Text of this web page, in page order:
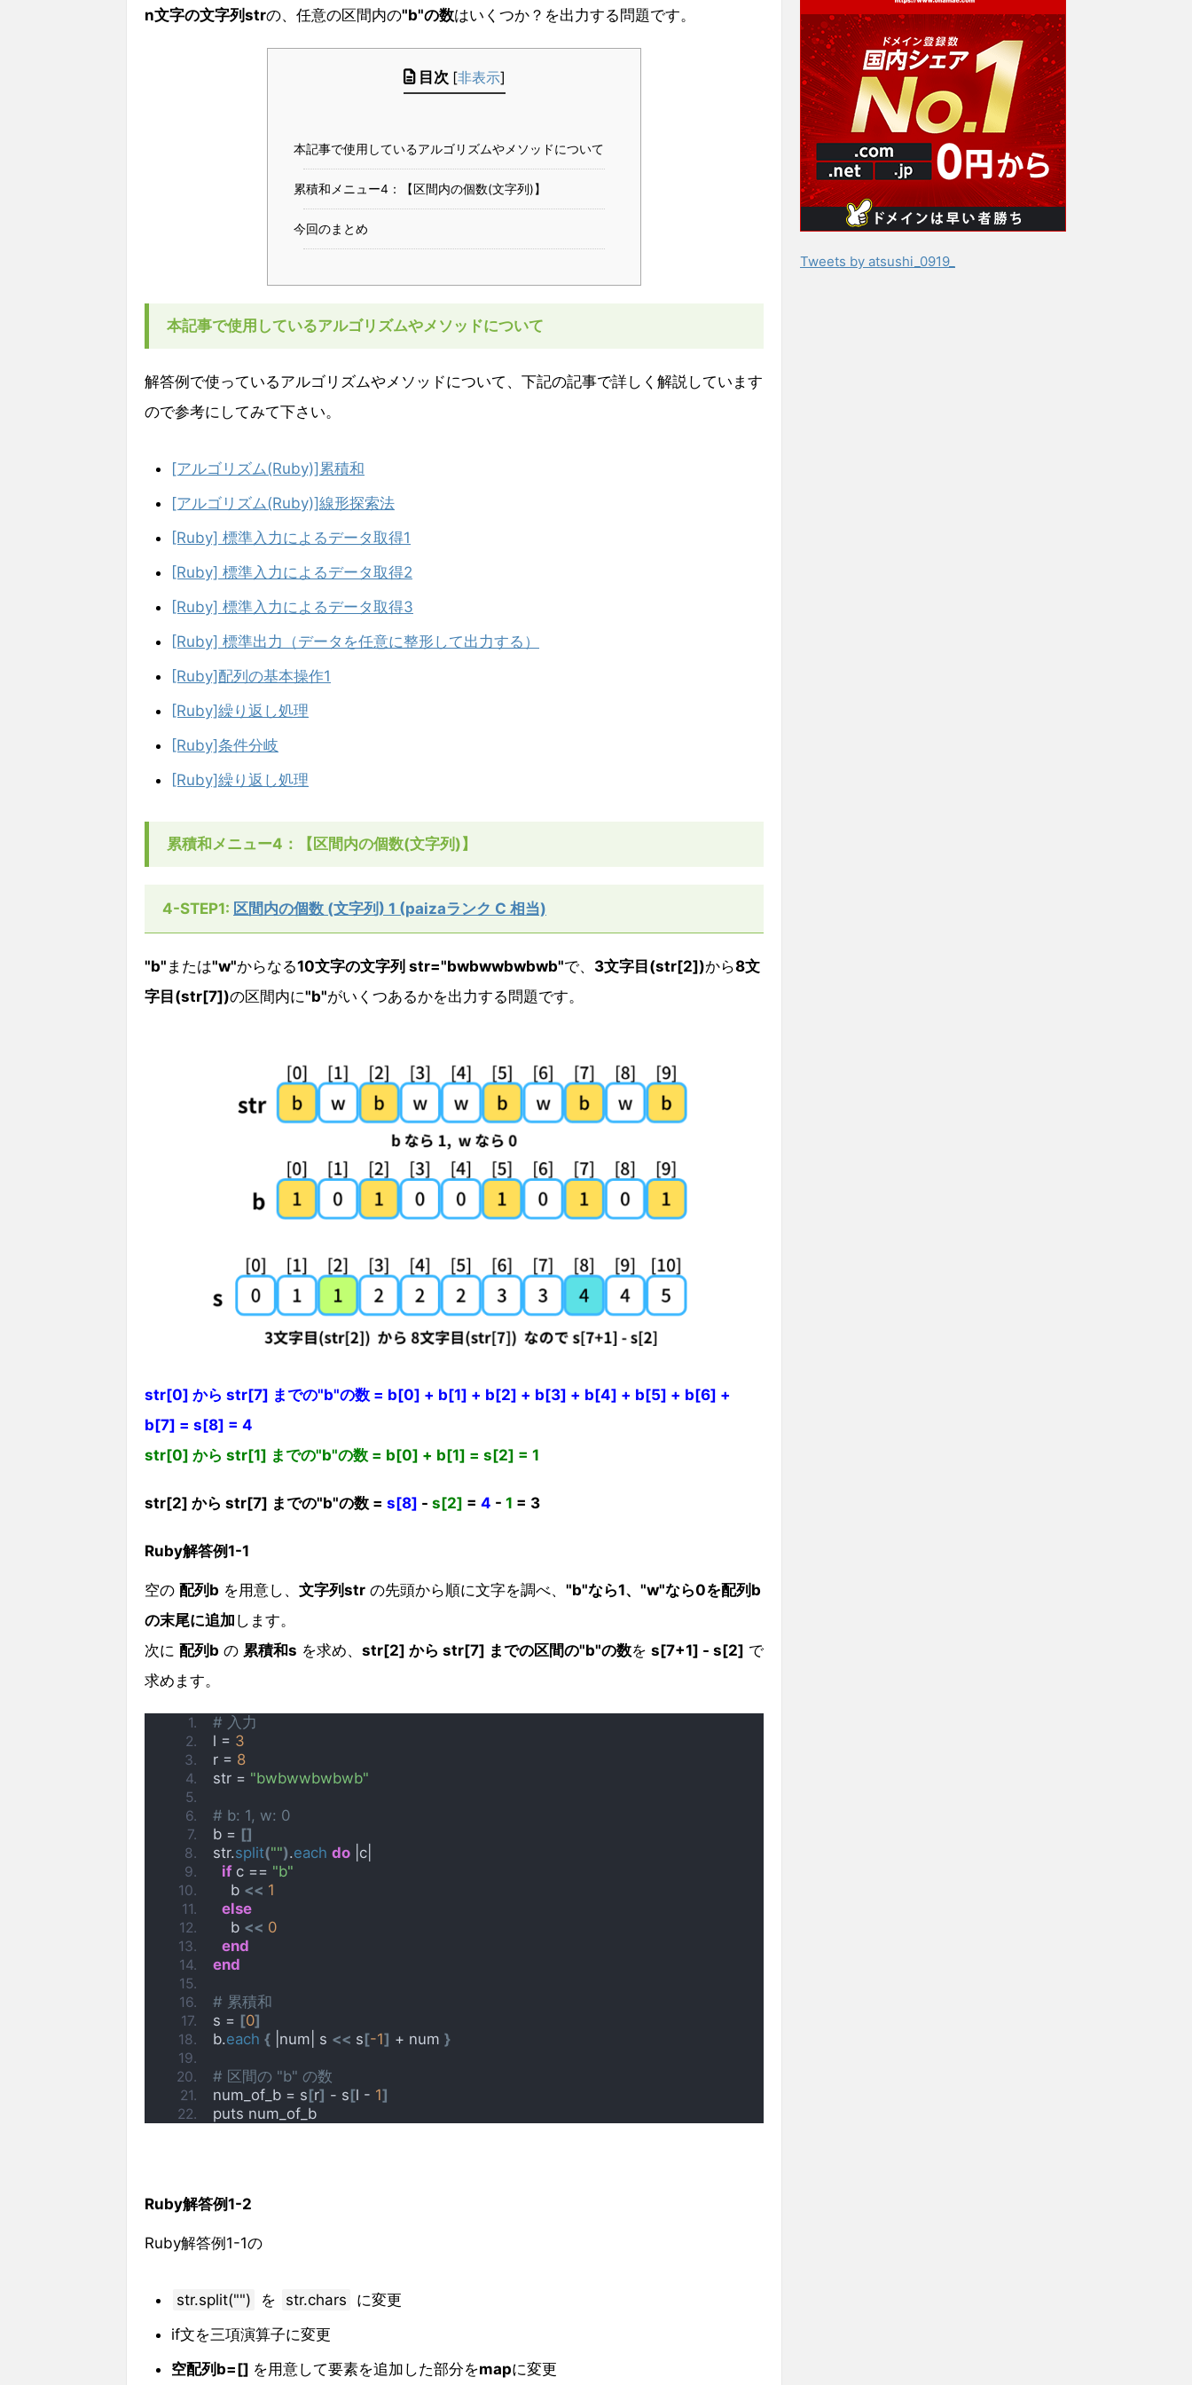
n文字の文字列 strの、任意の区間内の"b"の数はいくつか？を出力する問題です。
目次 [非表示]
本記事で使用しているアルゴリズムやメソッドについて
累積和メニュー4：【区間内の個数(文字列)】
今回のまとめ
本記事で使用しているアルゴリズムやメソッドについて
解答例で使っているアルゴリズムやメソッドについて、下記の記事で詳しく解説しています
ので参考にしてみて下さい。
[アルゴリズム(Ruby)]累積和
[アルゴリズム(Ruby)]線形探索法
[Ruby] 標準入力によるデータ取得1
[Ruby] 標準入力によるデータ取得2
[Ruby] 標準入力によるデータ取得3
[Ruby] 標準出力（データを任意に整形して出力する）
[Ruby]配列の基本操作1
[Ruby]繰り返し処理
[Ruby]条件分岐
[Ruby]繰り返し処理
累積和メニュー4：【区間内の個数(文字列)】
4-STEP1: 区間内の個数 (文字列) 1 (paizaランク C 相当)
"b" または"w"からなる10文字の文字列 str="bwbwwbwbwb"で、 3文字目(str[2])から8文
字目(str[7])の区間内に"b"がいくつあるかを出力する問題です。
str[0] から str[7] までの"b"の数 = b[0] + b[1] + b[2] + b[3] + b[4] + b[5] + b[6] +
b[7] = s[8] = 4
str[0] から str[1] までの"b"の数 = b[0] + b[1] = s[2] = 1
str[2] から str[7] までの"b"の数 = s[8] - s[2] = 4 - 1 = 3
Ruby解答例1-1
空の 配列b を用意し、 文字列str の先頭から順に文字を調べ、 "b"なら1、"w"なら0を配列b
の末尾に追加 します。
次に 配列b の 累積和s を求め、 str[2] から str[7] までの区間の"b"の数を s[7+1] - s[2] で
求めます。
# 入力
l = 3
r = 8
str = "bwbwwbwbwb"
# b: 1, w: 0
b = []
str.split("").each do |c|
if c == "b"
    b
<< 1
else
    b
<< 0
end
end
# 累積和
s = [0]
b.each { |num| s << s[-1] + num }
# 区間の "b" の数
num_of_b = s[r] - s[l - 1]
puts num_of_b
Ruby解答例1-2
Ruby解答例1-1の
str.split("") を str.chars
に変更
if文を三項演算子に変更
空配列b=[] を用意して要素を追加した部分をmapに変更
Tweets by atsushi_0919_